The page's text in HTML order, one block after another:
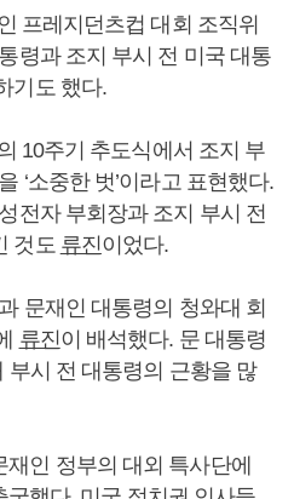
프레지던츠컵 대회 조직위
령과 조지 부시 전 미국 대통
기도 했다.
10주기 추도식에서 조지 부
을 ‘소중한 벗’이라고 표현했다.
전자 부회장과 조지 부시 전
것도 류진이었다.
문재인 대통령의 청와대 회
류진이 배석했다. 문 대통령
부시 전 대통령의 근황을 많
인 정부의 대외 특사단에